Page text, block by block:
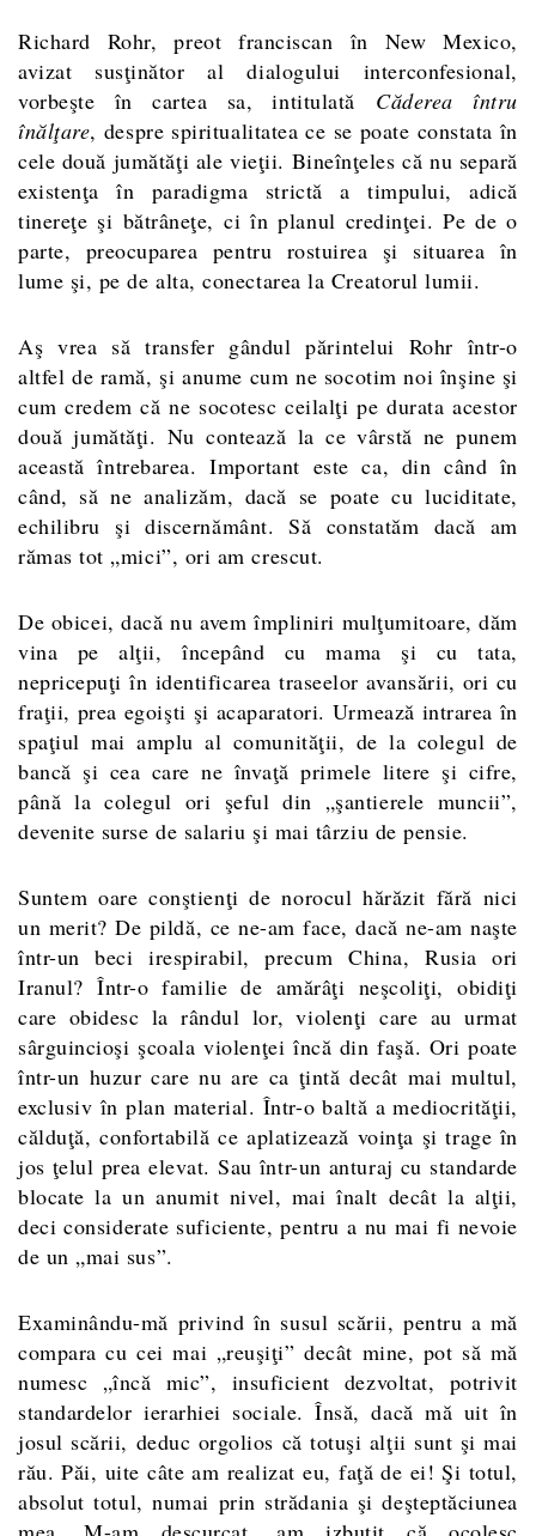
Richard Rohr, preot franciscan în New Mexico,
avizat susţinător al dialogului interconfesional,
vorbeşte în cartea sa, intitulată Căderea întru
înălţare, despre spiritualitatea ce se poate constata în
cele două jumătăţi ale vieţii. Bineînţeles că nu separă
existenţa în paradigma strictă a timpului, adică
tinereţe şi bătrâneţe, ci în planul credinţei. Pe de o
parte, preocuparea pentru rostuirea şi situarea în
lume şi, pe de alta, conectarea la Creatorul lumii.
Aş vrea să transfer gândul părintelui Rohr într-o
altfel de ramă, şi anume cum ne socotim noi înşine şi
cum credem că ne socotesc ceilalţi pe durata acestor
două jumătăţi. Nu contează la ce vârstă ne punem
această întrebarea. Important este ca, din când în
când, să ne analizăm, dacă se poate cu luciditate,
echilibru şi discernământ. Să constatăm dacă am
rămas tot „mici”, ori am crescut.
De obicei, dacă nu avem împliniri mulţumitoare, dăm
vina pe alţii, începând cu mama şi cu tata,
nepricepuţi în identificarea traseelor avansării, ori cu
fraţii, prea egoişti şi acaparatori. Urmează intrarea în
spaţiul mai amplu al comunităţii, de la colegul de
bancă şi cea care ne învaţă primele litere şi cifre,
până la colegul ori şeful din „şantierele muncii”,
devenite surse de salariu şi mai târziu de pensie.
Suntem oare conştienţi de norocul hărăzit fără nici
un merit? De pildă, ce ne-am face, dacă ne-am naşte
într-un beci irespirabil, precum China, Rusia ori
Iranul? Într-o familie de amărâţi neşcoliţi, obidiţi
care obidesc la rândul lor, violenţi care au urmat
sârguincioşi şcoala violenţei încă din faşă. Ori poate
într-un huzur care nu are ca ţintă decât mai multul,
exclusiv în plan material. Într-o baltă a mediocrităţii,
călduţă, confortabilă ce aplatizează voinţa şi trage în
jos ţelul prea elevat. Sau într-un anturaj cu standarde
blocate la un anumit nivel, mai înalt decât la alţii,
deci considerate suficiente, pentru a nu mai fi nevoie
de un „mai sus”.
Examinându-mă privind în susul scării, pentru a mă
compara cu cei mai „reuşiţi” decât mine, pot să mă
numesc „încă mic”, insuficient dezvoltat, potrivit
standardelor ierarhiei sociale. Însă, dacă mă uit în
josul scării, deduc orgolios că totuşi alţii sunt şi mai
rău. Păi, uite câte am realizat eu, faţă de ei! Şi totul,
absolut totul, numai prin strădania şi deşteptăciunea